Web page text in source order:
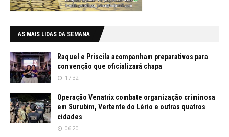
AS MAIS LIDAS DA SEMANA
Raquel e Priscila acompanham preparativos para
convenção que oficializará chapa
17:32
Operação Venatrix combate organização criminosa
em Surubim, Vertente do Lério e outras quatros
cidades
06:20